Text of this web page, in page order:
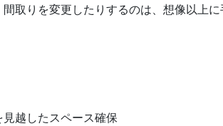
取りを変更したりするのは、想像以上に
見越したスペース確保